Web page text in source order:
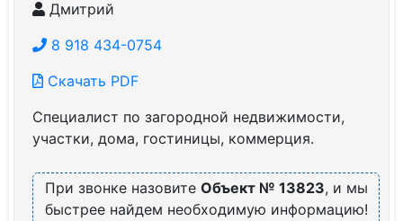
Дмитрий
8 918 434-0754
Скачать PDF
Специалист по загородной недвижимости,
участки, дома, гостиницы, коммерция.
При звонке назовите Объект № 13823, и мы
быстрее найдем необходимую информацию!